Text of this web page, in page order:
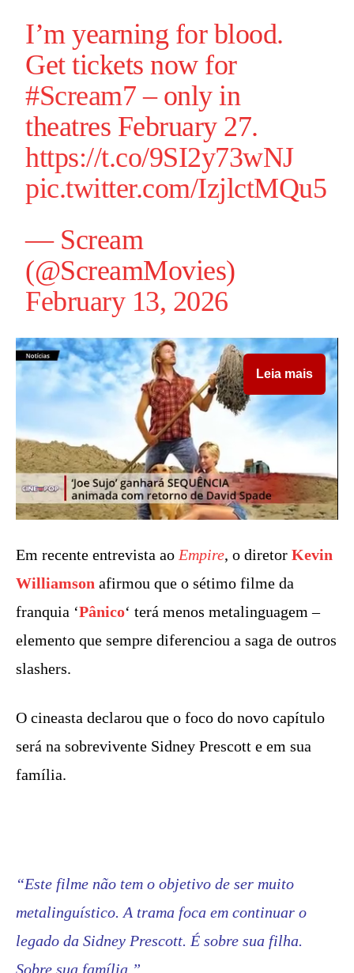
I’m yearning for blood.
Get tickets now for
#Scream7 – only in
theatres February 27.
https://t.co/9SI2y73wNJ
pic.twitter.com/IzjlctMQu5
— Scream
(@ScreamMovies)
February 13, 2026
Leia mais
Em recente entrevista ao Empire, o diretor Kevin
Williamson afirmou que o sétimo filme da
franquia ‘Pânico‘ terá menos metalinguagem –
elemento que sempre diferenciou a saga de outros
slashers.
O cineasta declarou que o foco do novo capítulo
será na sobrevivente Sidney Prescott e em sua
família.
“Este filme não tem o objetivo de ser muito
metalinguístico. A trama foca em continuar o
legado da Sidney Prescott. É sobre sua filha.
Sobre sua família.”